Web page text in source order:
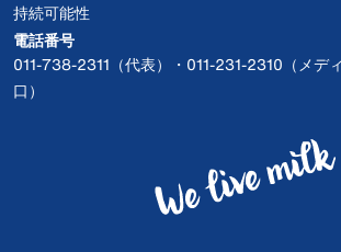
持続可能性
電話番号
011-738-2311（代表）・011-231-2310（メデ
口）